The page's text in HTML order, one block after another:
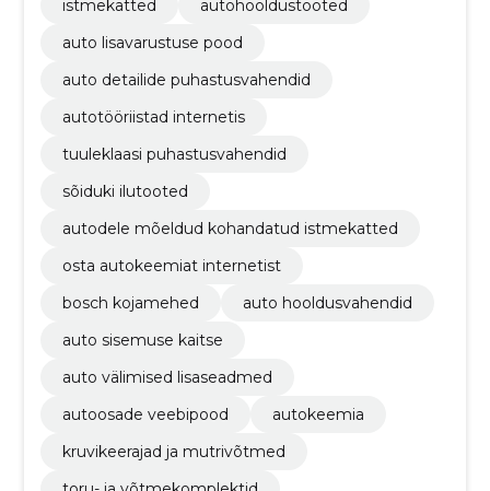
istmekatted
autohooldustooted
auto lisavarustuse pood
auto detailide puhastusvahendid
autotööriistad internetis
tuuleklaasi puhastusvahendid
sõiduki ilutooted
autodele mõeldud kohandatud istmekatted
osta autokeemiat internetist
bosch kojamehed
auto hooldusvahendid
auto sisemuse kaitse
auto välimised lisaseadmed
autoosade veebipood
autokeemia
kruvikeerajad ja mutrivõtmed